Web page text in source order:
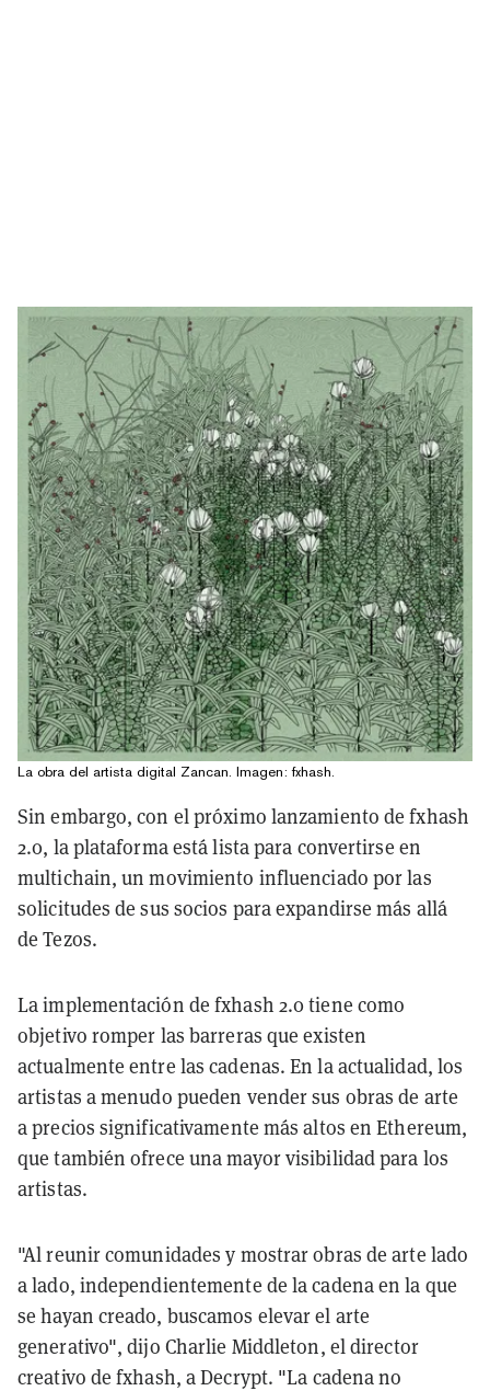
La obra del artista digital Zancan. Imagen: fxhash.
Sin embargo, con el próximo lanzamiento de fxhash
2.0, la plataforma está lista para convertirse en
multichain, un movimiento influenciado por las
solicitudes de sus socios para expandirse más allá
de Tezos.
La implementación de fxhash 2.0 tiene como
objetivo romper las barreras que existen
actualmente entre las cadenas. En la actualidad, los
artistas a menudo pueden vender sus obras de arte
a precios significativamente más altos en Ethereum,
que también ofrece una mayor visibilidad para los
artistas.
"Al reunir comunidades y mostrar obras de arte lado
a lado, independientemente de la cadena en la que
se hayan creado, buscamos elevar el arte
generativo", dijo Charlie Middleton, el director
creativo de fxhash, a Decrypt. "La cadena no